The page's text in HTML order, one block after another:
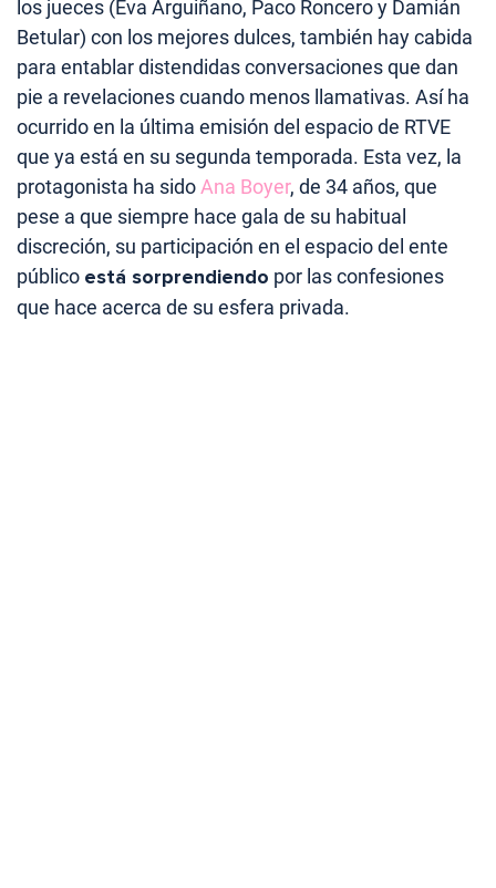
los jueces (Eva Arguiñano, Paco Roncero y Damián
Betular) con los mejores dulces, también hay cabida
para entablar distendidas conversaciones que dan
pie a revelaciones cuando menos llamativas. Así ha
ocurrido en la última emisión del espacio de RTVE
que ya está en su segunda temporada. Esta vez, la
protagonista ha sido Ana Boyer, de 34 años, que
pese a que siempre hace gala de su habitual
discreción, su participación en el espacio del ente
público está sorprendiendo por las confesiones
que hace acerca de su esfera privada.